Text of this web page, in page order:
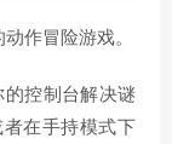
作冒险游戏。
的控制台解决谜
在手持模式下